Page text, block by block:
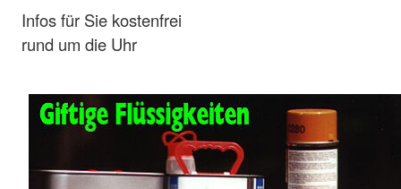
Infos für Sie kostenfrei
rund um die Uhr